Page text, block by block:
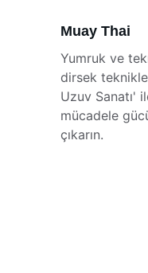
Muay Thai
Yumruk ve
dirsek
Uzuv Sanatı'
mücadele
çıkarın.